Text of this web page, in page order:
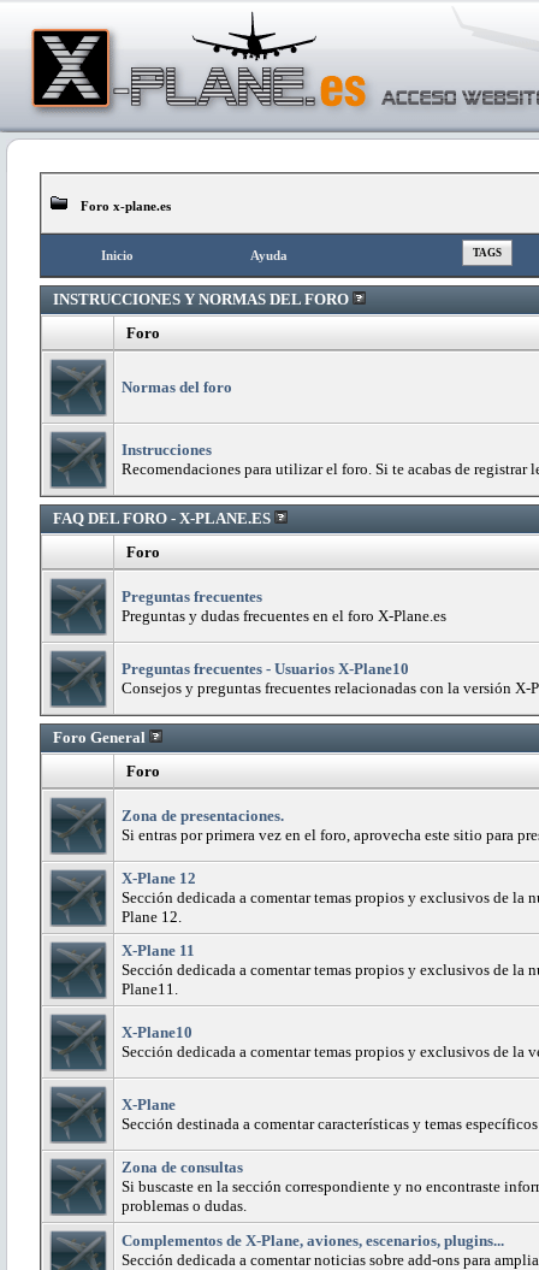
Foro x-plane.es
Inicio Ayuda TAGS
INSTRUCCIONES Y NORMAS DEL FORO
Foro
Normas del foro
Instrucciones
Recomendaciones para utilizar el foro. Si te acabas de registrar
FAQ DEL FORO - X-PLANE.ES
Foro
Preguntas frecuentes
Preguntas y dudas frecuentes en el foro X-Plane.es
Preguntas frecuentes - Usuarios X-Plane10
Consejos y preguntas frecuentes relacionadas con la versión X-
Foro General
Foro
Zona de presentaciones.
Si entras por primera vez en el foro, aprovecha este sitio para
X-Plane 12
Sección dedicada a comentar temas propios y exclusivos de la
Plane 12.
X-Plane 11
Sección dedicada a comentar temas propios y exclusivos de la
Plane11.
X-Plane10
Sección dedicada a comentar temas propios y exclusivos de la
X-Plane
Sección destinada a comentar características y temas
Zona de consultas
Si buscaste en la sección correspondiente y no encontraste
problemas o dudas.
Complementos de X-Plane, aviones, escenarios, plugins...
Sección dedicada a comentar noticias sobre add-ons para